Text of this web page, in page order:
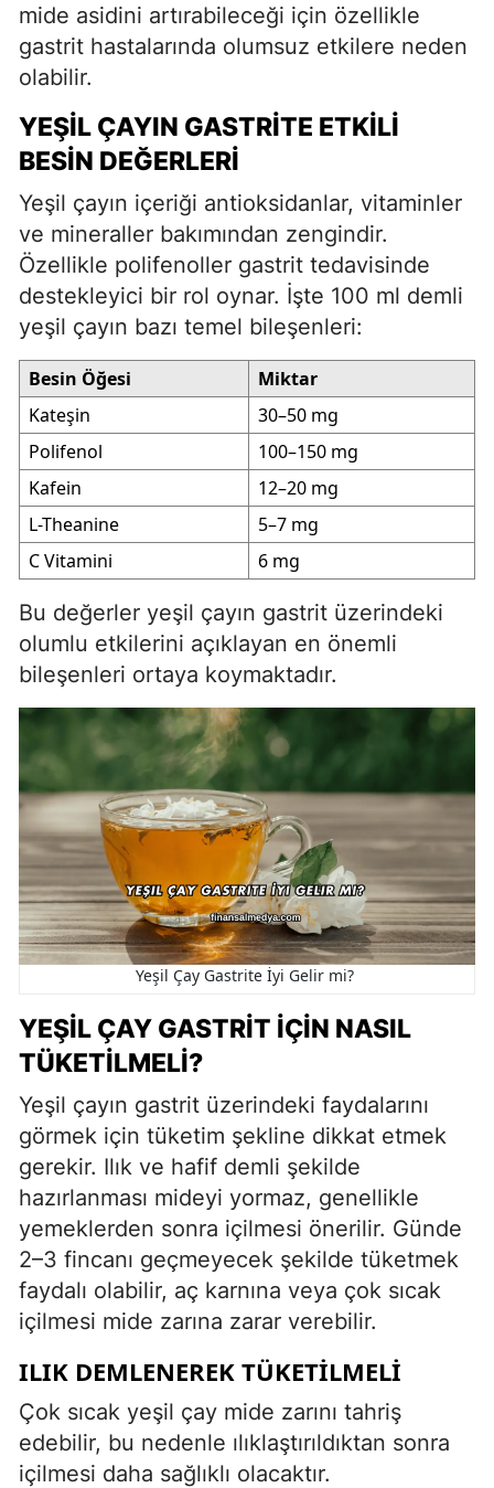
mide asidini artırabileceği için özellikle
gastrit hastalarında olumsuz etkilere neden
olabilir.
YEŞIL ÇAYIN GASTRITE ETKILI
BESIN DEĞERLERI
Yeşil çayın içeriği antioksidanlar, vitaminler
ve mineraller bakımından zengindir.
Özellikle polifenoller gastrit tedavisinde
destekleyici bir rol oynar. İşte 100 ml demli
yeşil çayın bazı temel bileşenleri:
Besin Öğesi
Miktar
Kateşin
30–50 mg
Polifenol
100–150 mg
Kafein
12–20 mg
L-Theanine
5–7 mg
C Vitamini
6 mg
Bu değerler yeşil çayın gastrit üzerindeki
olumlu etkilerini açıklayan en önemli
bileşenleri ortaya koymaktadır.
Yeşil Çay Gastrite İyi Gelir mi?
YEŞIL ÇAY GASTRIT İÇIN NASIL
TÜKETILMELI?
Yeşil çayın gastrit üzerindeki faydalarını
görmek için tüketim şekline dikkat etmek
gerekir. Ilık ve hafif demli şekilde
hazırlanması mideyi yormaz, genellikle
yemeklerden sonra içilmesi önerilir. Günde
2–3 fincanı geçmeyecek şekilde tüketmek
faydalı olabilir, aç karnına veya çok sıcak
içilmesi mide zarına zarar verebilir.
ILIK DEMLENEREK TÜKETILMELI
Çok sıcak yeşil çay mide zarını tahriş
edebilir, bu nedenle ılıklaştırıldıktan sonra
içilmesi daha sağlıklı olacaktır.